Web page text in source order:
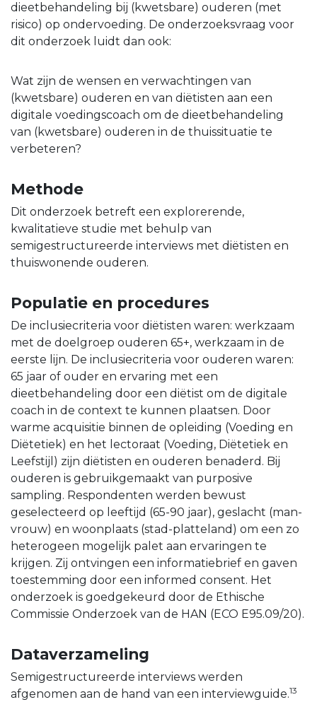
dieetbehandeling bij (kwetsbare) ouderen (met
risico) op ondervoeding. De onderzoeksvraag voor
dit onderzoek luidt dan ook:
Wat zijn de wensen en verwachtingen van
(kwetsbare) ouderen en van diëtisten aan een
digitale voedingscoach om de dieetbehandeling
van (kwetsbare) ouderen in de thuissituatie te
verbeteren?
Methode
Dit onderzoek betreft een explorerende,
kwalitatieve studie met behulp van
semigestructureerde interviews met diëtisten en
thuiswonende ouderen.
Populatie en procedures
De inclusiecriteria voor diëtisten waren: werkzaam
met de doelgroep ouderen 65+, werkzaam in de
eerste lijn. De inclusiecriteria voor ouderen waren:
65 jaar of ouder en ervaring met een
dieetbehandeling door een diëtist om de digitale
coach in de context te kunnen plaatsen. Door
warme acquisitie binnen de opleiding (Voeding en
Diëtetiek) en het lectoraat (Voeding, Diëtetiek en
Leefstijl) zijn diëtisten en ouderen benaderd. Bij
ouderen is gebruikgemaakt van purposive
sampling. Respondenten werden bewust
geselecteerd op leeftijd (65-90 jaar), geslacht (man-
vrouw) en woonplaats (stad-platteland) om een zo
heterogeen mogelijk palet aan ervaringen te
krijgen. Zij ontvingen een informatiebrief en gaven
toestemming door een informed consent. Het
onderzoek is goedgekeurd door de Ethische
Commissie Onderzoek van de HAN (ECO E95.09/20).
Dataverzameling
Semigestructureerde interviews werden
afgenomen aan de hand van een interviewguide.13